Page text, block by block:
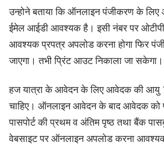
उन्होने बताया कि ऑनलाइन पंजीकरण के
ईमेल आईडी आवश्यक है। इसी नंबर पर
आवश्यक प्रपत्र अपलोड करना होगा फिर
जाएगा। तभी प्रिंट आउट निकाला जा सकेगा।
हज यात्रा के आवेदन के लिए आवेदक की आयु
चाहिए। ऑनलाइन आवेदन के बाद आवेदक को
पासपोर्ट की प्रथम व अंतिम पृष्ठ तथा बैंक
वेबसाइट पर ऑनलाइन अपलोड करना आवश्यक